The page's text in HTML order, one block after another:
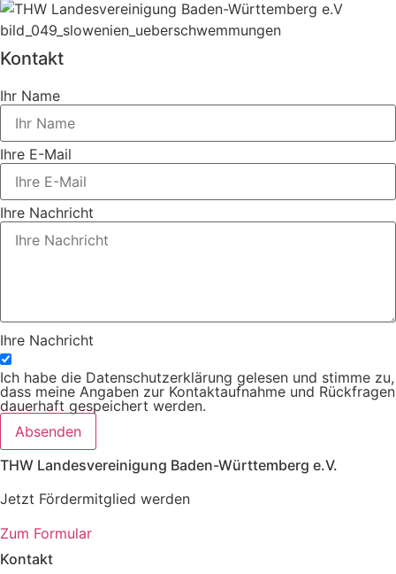
Kontakt
Ihr Name
Ihre E-Mail
Ihre Nachricht
Ihre Nachricht
Ich habe die Datenschutzerklärung gelesen und stimme zu,
dass meine Angaben zur Kontaktaufnahme und Rückfragen
dauerhaft gespeichert werden.
Absenden
THW Landesvereinigung Baden-Württemberg e.V.
Jetzt Fördermitglied werden
Zum Formular
Kontakt